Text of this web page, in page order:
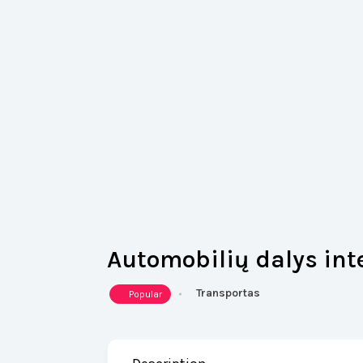
Automobilių dalys
Popular Transportas